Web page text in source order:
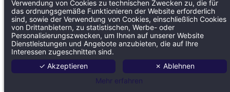
Verwendung von Cookies zu technischen Zwecken zu, die für
das ordnungsgemäße Funktionieren der Website erforderlich
sind, sowie der Verwendung von Cookies, einschließlich Cookies
von Drittanbietern, zu statistischen, Werbe- oder
Personalisierungszwecken, um Ihnen auf unserer Website
Dienstleistungen und Angebote anzubieten, die auf Ihre
Interessen zugeschnitten sind.
✓ Akzeptieren
✗ Ablehnen
Mehr erfahren